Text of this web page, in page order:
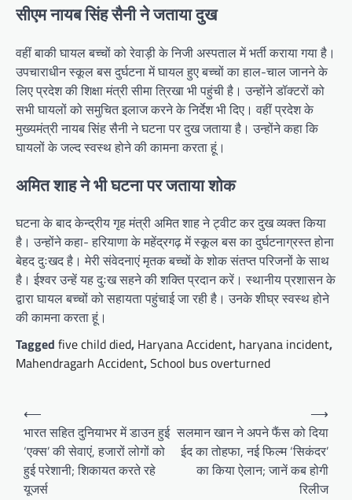
सीएम नायब सिंह सैनी ने जताया दुख
वहीं बाकी घायल बच्चों को रेवाड़ी के निजी अस्पताल में भर्ती कराया गया है।
उपचाराधीन स्कूल बस दुर्घटना में घायल हुए बच्चों का हाल-चाल जानने के
लिए प्रदेश की शिक्षा मंत्री सीमा त्रिखा भी पहुंची है। उन्होंने डॉक्टरों को
सभी घायलों को समुचित इलाज करने के निर्देश भी दिए। वहीं प्रदेश के
मुख्यमंत्री नायब सिंह सैनी ने घटना पर दुख जताया है। उन्होंने कहा कि
घायलों के जल्द स्वस्थ होने की कामना करता हूं।
अमित शाह ने भी घटना पर जताया शोक
घटना के बाद केन्द्रीय गृह मंत्री अमित शाह ने ट्वीट कर दुख व्यक्त किया
है। उन्होंने कहा- हरियाणा के महेंद्रगढ़ में स्कूल बस का दुर्घटनाग्रस्त होना
बेहद दुःखद है। मेरी संवेदनाएं मृतक बच्चों के शोक संतप्त परिजनों के साथ
है। ईश्वर उन्हें यह दुःख सहने की शक्ति प्रदान करें। स्थानीय प्रशासन के
द्वारा घायल बच्चों को सहायता पहुंचाई जा रही है। उनके शीघ्र स्वस्थ होने
की कामना करता हूं।
Tagged five child died, Haryana Accident, haryana incident,
Mahendragarh Accident,School bus overturned
Post
navigation
⟵
भारत सहित दुनियाभर में डाउन हुई
‘एक्स’ की सेवाएं, हजारों लोगों को
हुई परेशानी; शिकायत करते रहे
यूजर्स
सलमान खान ने अपने फैंस को दिया
ईद का तोहफा, नई फिल्म ‘सिकंदर’
का किया ऐलान; जानें कब होगी
रिलीज
⟶